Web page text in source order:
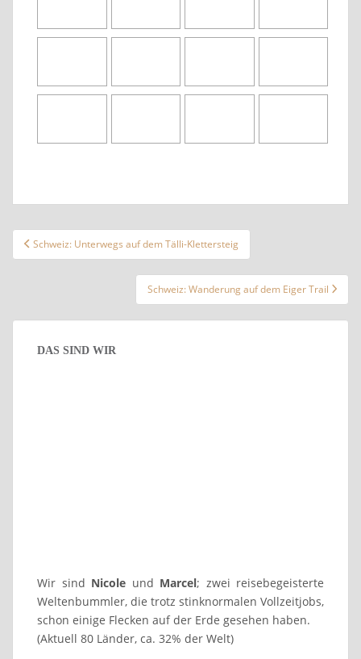
Beitragsnavigation
Schweiz: Unterwegs auf dem Tälli-Klettersteig
Wir sindNicoleund Marcel; zwei reisebegeisterte